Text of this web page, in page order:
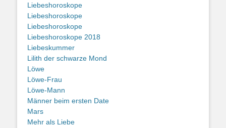
Liebeshoroskope
Liebeshoroskope
Liebeshoroskope
Liebeshoroskope 2018
Liebeskummer
Lilith der schwarze Mond
Löwe
Löwe-Frau
Löwe-Mann
Männer beim ersten Date
Mars
Mehr als Liebe